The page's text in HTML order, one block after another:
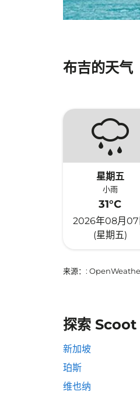
布吉的天气
星期五
小雨
31°C
2026年08月07
(星期五)
来源： :
探索 Scoot
新加坡
珀斯
维也纳